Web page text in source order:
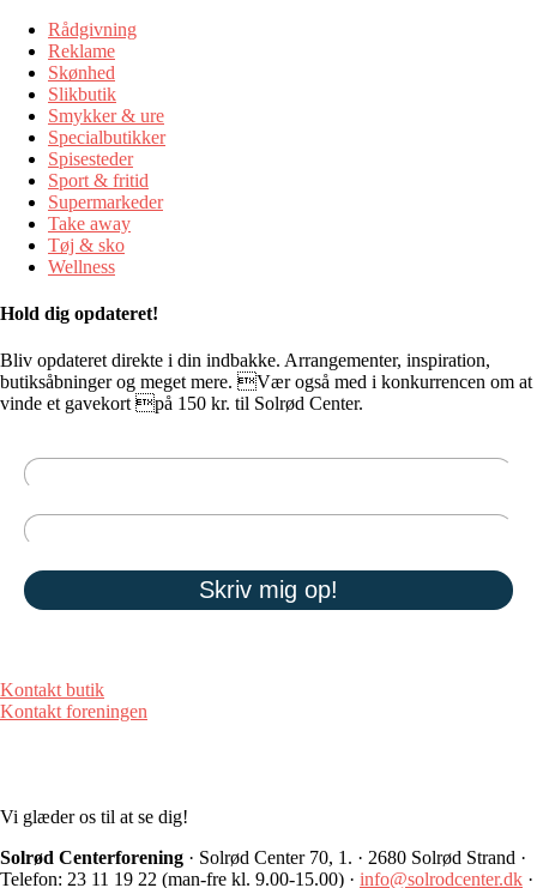
Rådgivning
Reklame
Skønhed
Slikbutik
Smykker & ure
Specialbutikker
Spisesteder
Sport & fritid
Supermarkeder
Take away
Tøj & sko
Wellness
Hold dig opdateret!
Bliv opdateret direkte i din indbakke. Arrangementer, inspiration,
butiksåbninger og meget mere. Vær også med i konkurrencen om at
vinde et gavekort på 150 kr. til Solrød Center.
Kontakt butik
Kontakt foreningen
Vi glæder os til at se dig!
Solrød Centerforening · Solrød Center 70, 1. · 2680 Solrød Strand ·
Telefon: 23 11 19 22 (man-fre kl. 9.00-15.00) · info@solrodcenter.dk ·